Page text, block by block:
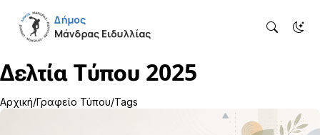
Δελτία Τύπου 2025
Αρχική Γραφείο Τύπου Tags